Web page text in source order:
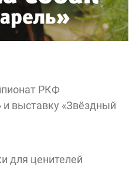
РКФ
выставку «Звёздный
для ценителей